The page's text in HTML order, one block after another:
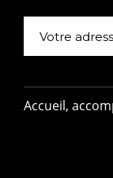
Accueil,